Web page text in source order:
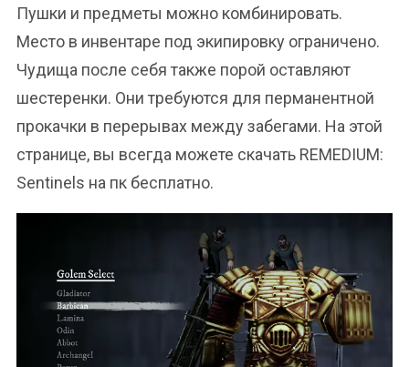
Пушки и предметы можно комбинировать.
Место в инвентаре под экипировку ограничено.
Чудища после себя также порой оставляют
шестеренки. Они требуются для перманентной
прокачки в перерывах между забегами. На этой
странице, вы всегда можете скачать REMEDIUM:
Sentinels на пк бесплатно.